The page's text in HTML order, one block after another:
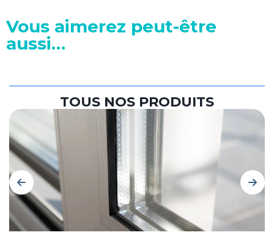
Vous aimerez peut-être
aussi…
TOUS NOS PRODUITS